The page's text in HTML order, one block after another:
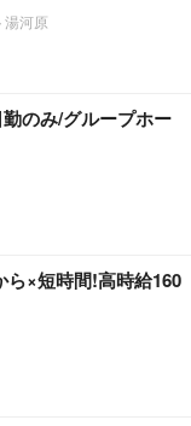
河原
のみ/グループホー
ら×短時間!高時給160